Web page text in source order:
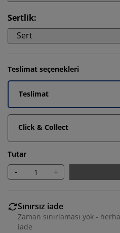
Sertlik:
Sert
Teslimat seçenekleri
Teslimat
Click & Collect
Tutar
- +
Sınırsız iade
Zaman sınırlaması yok -
iade